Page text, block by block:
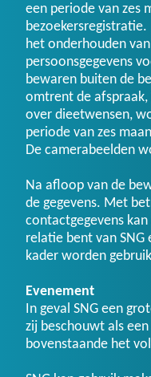
een periode van zes
het onderhouden
persoonsgegevens
bewaren buiten de
omtrent de afspraak,
over dieetwensen,
periode van zes
De camerabeelden
Na afloop van de
de gegevens. Met
contactgegevens
relatie bent van SNG
kader worden
Evenement
In geval SNG een
zij beschouwt als
bovenstaande het